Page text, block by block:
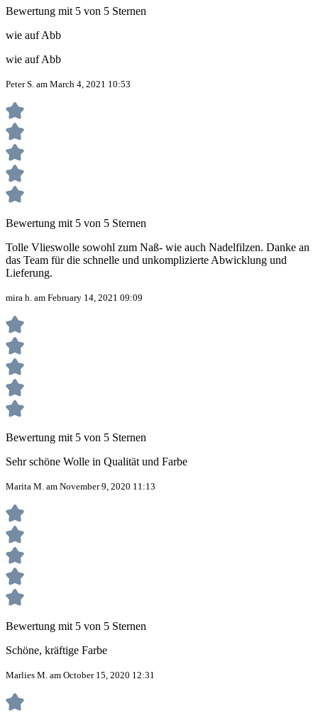
Bewertung mit 5 von 5 Sternen
wie auf Abb
wie auf Abb
Peter S. am March 4, 2021 10:53
Bewertung mit 5 von 5 Sternen
Tolle Vlieswolle sowohl zum Naß- wie auch Nadelfilzen. Danke an
das Team für die schnelle und unkomplizierte Abwicklung und
Lieferung.
mira h. am February 14, 2021 09:09
Bewertung mit 5 von 5 Sternen
Sehr schöne Wolle in Qualität und Farbe
Marita M. am November 9, 2020 11:13
Bewertung mit 5 von 5 Sternen
Schöne, kräftige Farbe
Marlies M. am October 15, 2020 12:31